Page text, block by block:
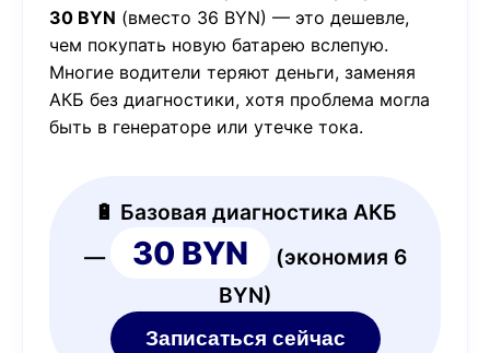
30 BYN (вместо 36 BYN) — это дешевле,
чем покупать новую батарею вслепую.
Многие водители теряют деньги, заменяя
АКБ без диагностики, хотя проблема могла
быть в генераторе или утечке тока.
🔋 Базовая диагностика АКБ
—
30 BYN
(экономия 6
BYN)
Записаться сейчас